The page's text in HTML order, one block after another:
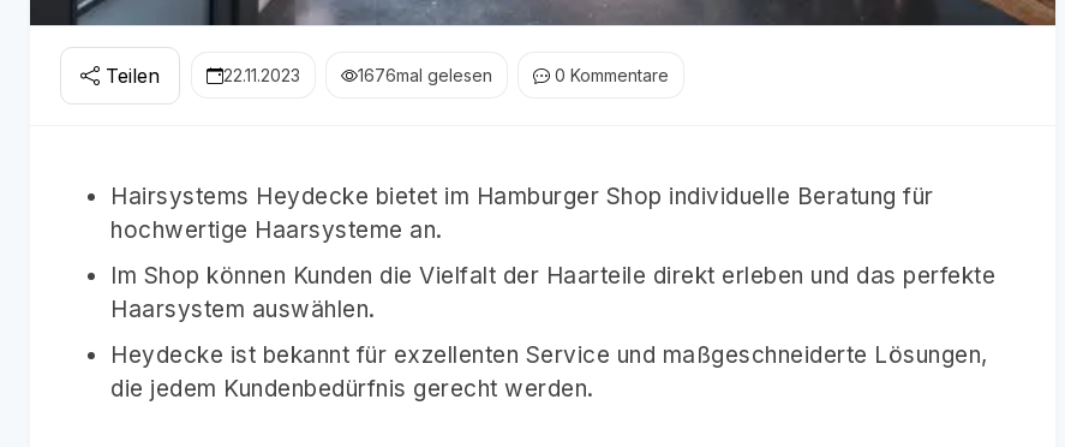
Teilen 22.11.2023 1676mal gelesen 0 Kommentare
Hairsystems Heydecke bietet im Hamburger Shop individuelle Beratung für
hochwertige Haarsysteme an.
Im Shop können Kunden die Vielfalt der Haarteile direkt erleben und das perfekte
Haarsystem auswählen.
Heydecke ist bekannt für exzellenten Service und maßgeschneiderte Lösungen,
die jedem Kundenbedürfnis gerecht werden.